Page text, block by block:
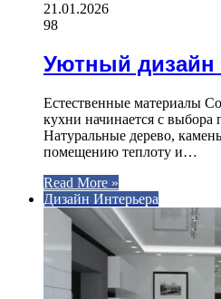
21.01.2026
98
Уютный дизайн
Естественные материалы
кухни начинается с выбора
Натуральные дерево,
помещению теплоту и…
Read More »
Дизайн Интерьера